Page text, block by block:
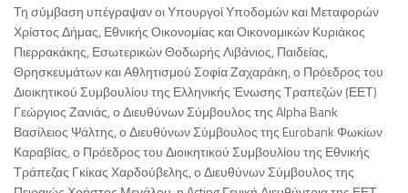
Τη σύμβαση υπέγραψαν οι Υπουργοί Υποδομών και Μεταφορών
Χρίστος Δήμας, Εθνικής Οικονομίας και Οικονομικών Κυριάκος
Πιερρακάκης, Εσωτερικών Θοδωρής Λιβάνιος, Παιδείας,
Θρησκευμάτων και Αθλητισμού Σοφία Ζαχαράκη, ο Πρόεδρος του
Διοικητικού Συμβουλίου της Ελληνικής Ένωσης Τραπεζών (ΕΕΤ)
Γεώργιος Ζανιάς, ο Διευθύνων Σύμβουλος της Alpha Bank
Βασίλειος Ψάλτης, ο Διευθύνων Σύμβουλος της Eurobank Φωκίων
Καραβίας, ο Πρόεδρος του Διοικητικού Συμβουλίου της Εθνικής
Τράπεζας Γκίκας Χαρδούβελης, ο Διευθύνων Σύμβουλος της